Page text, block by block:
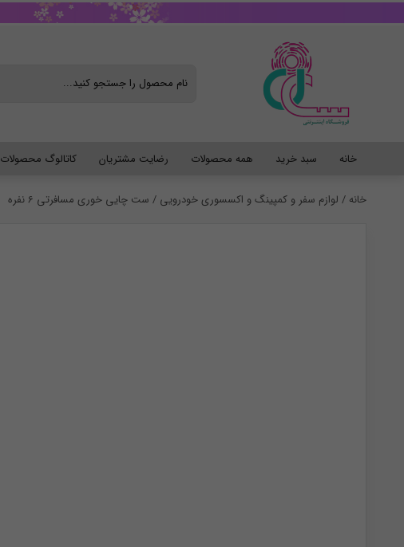
خانه سبد خرید همه محصولات رضایت مشتریان کاتالوگ محصولات
خانه / لوازم سفر و کمپینگ و اکسسوری خودرویی / ست چایی خوری مسافرتی 6 نفره